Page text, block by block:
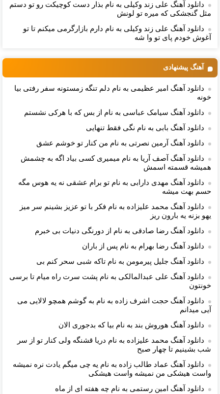
دانلود آهنگ علی زند وکیلی به نام بذار دست كوچیكت رو تو دستم
مثل گنجشكی كه میره تو لونش
دانلود آهنگ علی زند وکیلی به نام دارم بازارگرمی میكنم تا تو
آغوش خودم پای تو وا شه
آهنگ پیشنهادی
دانلود آهنگ امیر عظیمی به نام دلم تنگه زمستونه سفر رفتی بیا
خونه
دانلود آهنگ سیامک عباسی به نام از بس که با هرکی نشستم
دانلود آهنگ بابی به نام نگی فقط تنهایی
دانلود آهنگ آرمین نصرتی به نام من کنار تو خوشم عشق
دانلود آهنگ آصف آریا به نام میمیری کسی بیاد اگه به چشمش
همیشه قسمته اسمش
دانلود آهنگ مهدی دارابی به نام تو برام عشقی نه یه هوس مگه
حسم بهت میشه
دانلود آهنگ محمد علیزاده به نام فکر با تو عزیز بشینم سر میز
یهو بزنه یه بارون ریز
دانلود آهنگ رضا صادقی به نام از دورﻧﮕﻰ دﻧﻴﺎت ﺑﻰ ﺧﺒﺮم
دانلود آهنگ رضا بهرام به نام پس از باران
دانلود آهنگ جلیل پیرمومن به نام تاكه شبى سحر كنم بى
دانلود آهنگ علی عبدالمالکی به نام پشت سرت راه میام تا برسی
خونتون
دانلود آهنگ حجت اشرف زاده به نام به گوشم همچو لالایی می
آیی میدانم
دانلود آهنگ هوروش بند به نام بیا که بدجوری الان
دانلود آهنگ محمد علیزاده به نام دریا قشنگه ولی کنار تو از سر
شب بشینیم تا چهار صبح
دانلود آهنگ عماد طالب زاده به نام یه چی میگم یادت نره نمیشه
واست هیشکی من نمیشه واست هیشکی
دانلود آهنگ امین رستمی به نام چه هفته ای از ماه